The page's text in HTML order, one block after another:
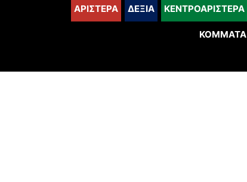
ΑΡΙΣΤΕΡΑ ΔΕΞΙΑ ΚΕΝΤΡΟΑΡΙΣΤΕΡΑ
ΚΌΜΜΑΤΑ